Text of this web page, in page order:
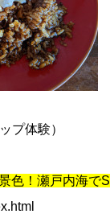
プ体験）
色！瀬戸内海で